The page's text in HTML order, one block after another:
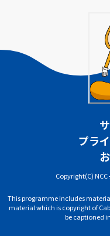
プラ
Copyright(C)
This programme includes
material which is copyright of
be captioned